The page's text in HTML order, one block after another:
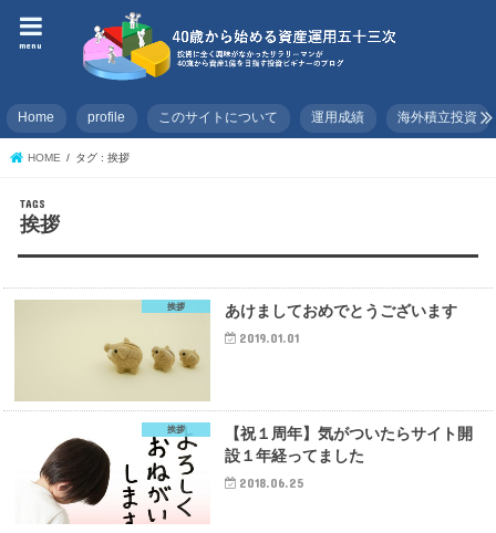
menu
Home profile このサイトについて 運用成績 海外積立投資
HOME タグ : 挨拶
挨拶
挨拶 あけましておめでとうございます
2019.01.01
挨拶
【祝１周年】気がついたらサイト開
設１年経ってました
2018.06.25